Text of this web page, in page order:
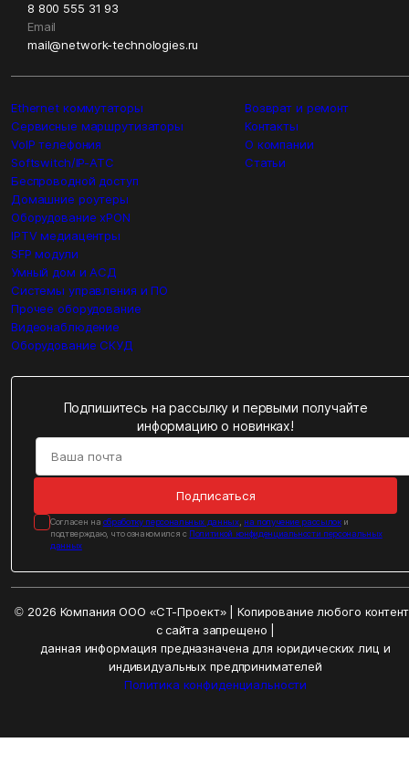
8 800 555 31 93
Email
mail@network-technologies.ru
Ethernet коммутаторы
Сервисные маршрутизаторы
VoIP телефония
Softswitch/IP-ATC
Беспроводной доступ
Домашние роутеры
Оборудование xPON
IPTV медиацентры
SFP модули
Умный дом и АСД
Системы управления и ПО
Прочее оборудование
Видеонаблюдение
Оборудование СКУД
Возврат и ремонт
Контакты
О компании
Статьи
Подпишитесь на рассылку и первыми получайте
информацию о новинках!
Подписаться
Cогласен на обработку персональных данных, на получение рассылоки
подтверждаю, что ознакомился с Политикой конфиденциальности персональных
данных
© 2026 Компания ООО «СТ-Проект» | Копирование любого
с сайта запрещено |
данная информация предназначена для юридических лиц и
индивидуальных предпринимателей
Политика конфиденциальности